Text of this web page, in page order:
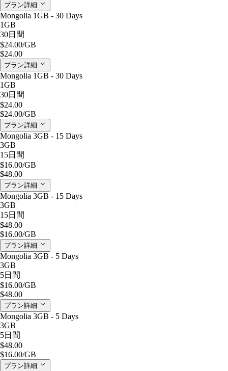
プラン詳細
Mongolia 1GB - 30 Days
1GB
30日間
$24.00/GB
$24.00
プラン詳細
Mongolia 1GB - 30 Days
1GB
30日間
$24.00
$24.00/GB
プラン詳細
Mongolia 3GB - 15 Days
3GB
15日間
$16.00/GB
$48.00
プラン詳細
Mongolia 3GB - 15 Days
3GB
15日間
$48.00
$16.00/GB
プラン詳細
Mongolia 3GB - 5 Days
3GB
5日間
$16.00/GB
$48.00
プラン詳細
Mongolia 3GB - 5 Days
3GB
5日間
$48.00
$16.00/GB
プラン詳細